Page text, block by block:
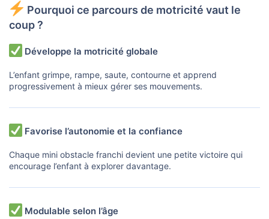
Pourquoi ce parcours de motricité vaut le
coup ?
Développe la motricité globale
L’enfant grimpe, rampe, saute, contourne et apprend
progressivement à mieux gérer ses mouvements.
Favorise l’autonomie et la confiance
Chaque mini obstacle franchi devient une petite victoire qui
encourage l’enfant à explorer davantage.
Modulable selon l’âge